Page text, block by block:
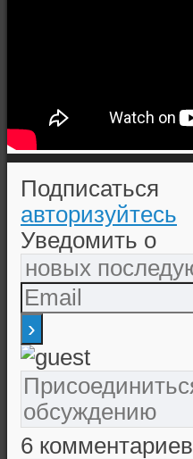
Подписаться
авторизуйтесь
Уведомить о
6 комментариев